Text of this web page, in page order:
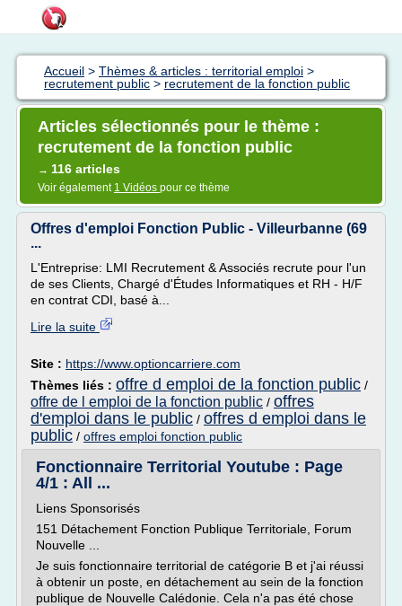
Accueil > Thèmes & articles : territorial emploi >
recrutement public > recrutement de la fonction public
Articles sélectionnés pour le thème :
recrutement de la fonction public
→ 116 articles
Voir également 1 Vidéos pour ce thème
Offres d'emploi Fonction Public - Villeurbanne (69
...
L'Entreprise: LMI Recrutement & Associés recrute pour l'un
de ses Clients, Chargé d'Études Informatiques et RH - H/F
en contrat CDI, basé à...
Lire la suite
Site : https://www.optioncarriere.com
Thèmes liés : offre d emploi de la fonction public /
offre de l emploi de la fonction public / offres
d'emploi dans le public / offres d emploi dans le
public / offres emploi fonction public
Fonctionnaire Territorial Youtube : Page
4/1 : All ...
Liens Sponsorisés
151 Détachement Fonction Publique Territoriale, Forum
Nouvelle ...
Je suis fonctionnaire territorial de catégorie B et j'ai réussi
à obtenir un poste, en détachement au sein de la fonction
publique de Nouvelle Calédonie. Cela n'a pas été chose